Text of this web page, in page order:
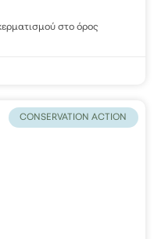
στο όρος
CONSERVATION ACTION